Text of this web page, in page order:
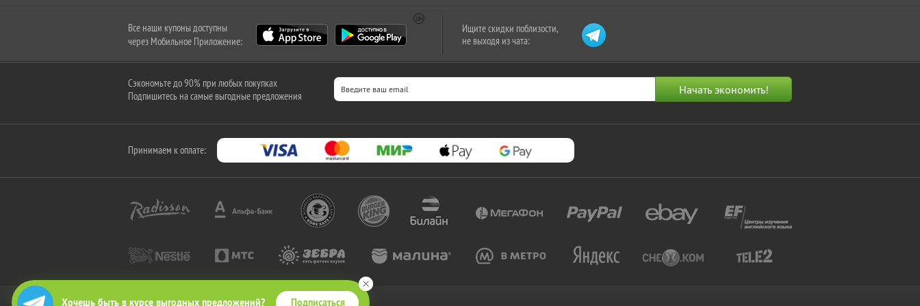
Хочешь быть в курсе выгодных предложений? Подписаться
Все наши купоны доступны
через Мобильное Приложение:
Ищите скидки поблизости,
не выходя из чата:
Сэкономьте до 90% при любых покупках
Подпишитесь на самые выгодные предложения
Принимаем к оплате: